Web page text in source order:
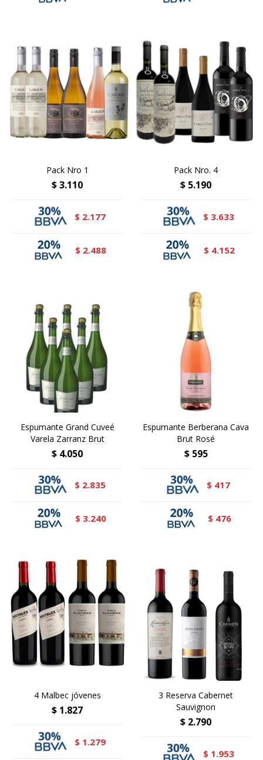
Pack Nro 1
$3.110
$ 2.177
$ 2.488
Pack Nro. 4
$ 5.190
$ 3.633
$ 4.152
Espumante Grand Cuveé
Varela Zarranz Brut
$ 4.050
$ 2.835
$ 3.240
Espumante Berberana Cava
Brut Rosé
$ 595
$ 417
$ 476
4 Malbec jóvenes
$ 1.827
$ 1.279
3 Reserva Cabernet
Sauvignon
$ 2.790
$ 1.953